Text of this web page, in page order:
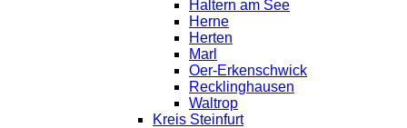
Haltern am See
Herne
Herten
Marl
Oer-Erkenschwick
Recklinghausen
Waltrop
Kreis Steinfurt